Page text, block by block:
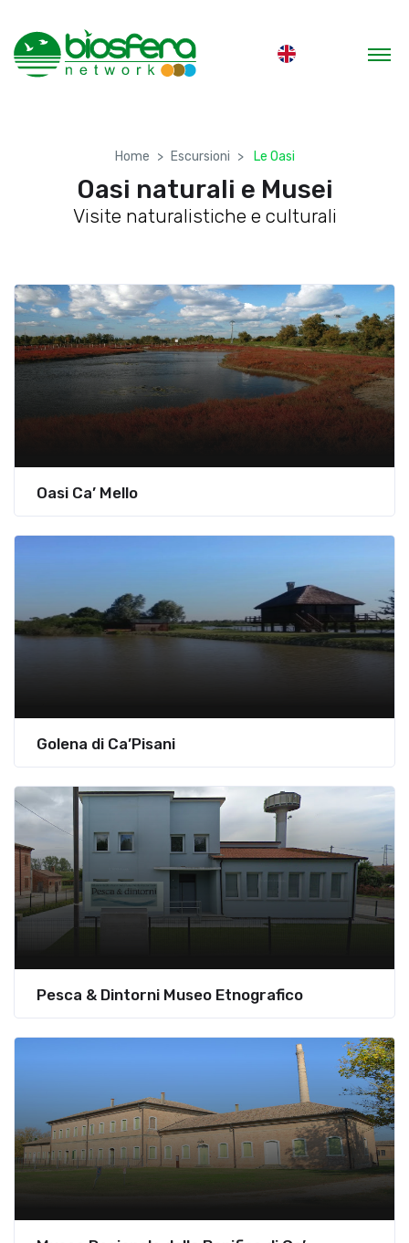
Home Escursioni Le Oasi
Oasi naturali e Musei
Visite naturalistiche e culturali
Oasi Ca’ Mello
Golena di Ca’Pisani
Pesca & Dintorni Museo Etnografico